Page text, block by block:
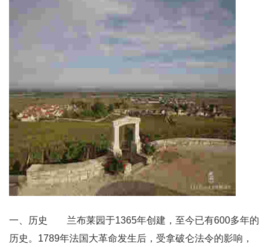
一、历史 兰布莱园于1365年创建，至今已有600多年的
历史。1789年法国大革命发生后，受拿破仑法令的影响，